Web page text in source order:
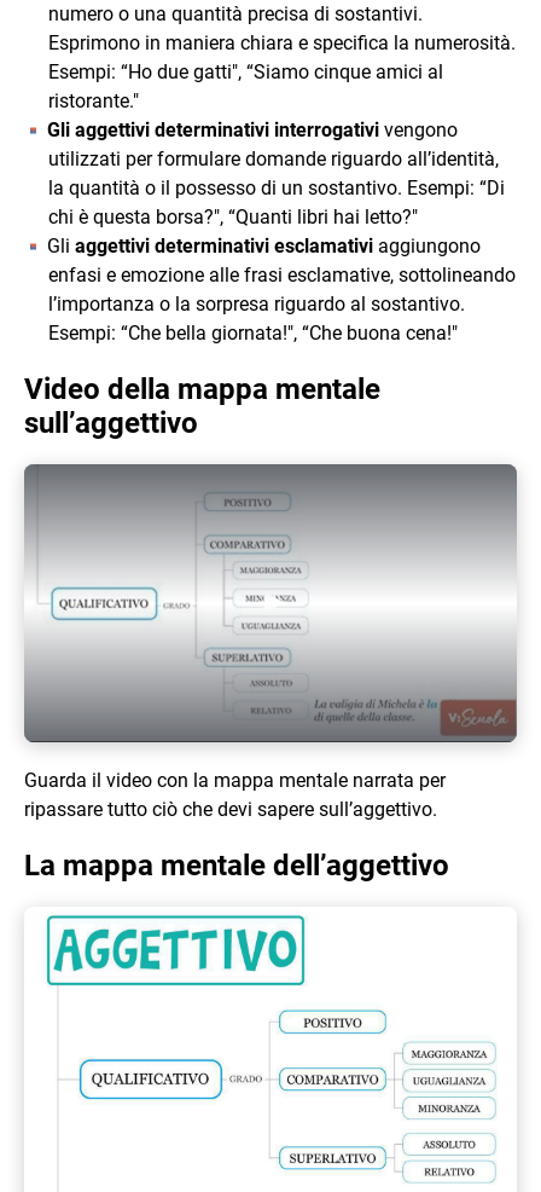
numero o una quantità precisa di sostantivi.
Esprimono in maniera chiara e specifica la numerosità.
Esempi: “Ho due gatti", “Siamo cinque amici al
ristorante."
Gli aggettivi determinativi interrogativi vengono
utilizzati per formulare domande riguardo all’identità,
la quantità o il possesso di un sostantivo. Esempi: “Di
chi è questa borsa?", “Quanti libri hai letto?"
Gli aggettivi determinativi esclamativi aggiungono
enfasi e emozione alle frasi esclamative, sottolineando
l’importanza o la sorpresa riguardo al sostantivo.
Esempi: “Che bella giornata!", “Che buona cena!"
Video della mappa mentale
sull’aggettivo
Play Video
Guarda il video con la mappa mentale narrata per
ripassare tutto ciò che devi sapere sull’aggettivo.
La mappa mentale dell’aggettivo